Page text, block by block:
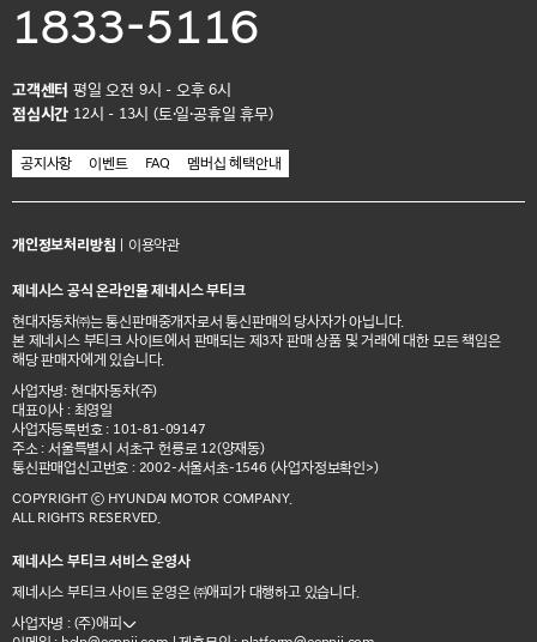
1833-5116
고객센터 평일 오전 9시 - 오후 6시
점심시간 12시 - 13시 (토·일·공휴일 휴무)
공지사항 이벤트 FAQ 멤버십 혜택안내
개인정보처리방침 이용약관
제네시스 공식 온라인몰 제네시스 부티크
현대자동차㈜는 통신판매중개자로서 통신판매의 당사자가 아닙니다.
본 제네시스 부티크 사이트에서 판매되는 제3자 판매 상품 및 거래에 대한 모든 책임은
해당 판매자에게 있습니다.
사업자명: 현대자동차(주)
대표이사 : 최영일
사업자등록번호 : 101-81-09147
주소 : 서울특별시 서초구 헌릉로 12(양재동)
통신판매업신고번호 : 2002-서울서초-1546 (사업자정보확인>)
COPYRIGHT ⓒ HYUNDAI MOTOR COMPANY.
ALL RIGHTS RESERVED.
제네시스 부티크 서비스 운영사
제네시스 부티크 사이트 운영은 ㈜애피가 대행하고 있습니다.
사업자명 : (주)애피